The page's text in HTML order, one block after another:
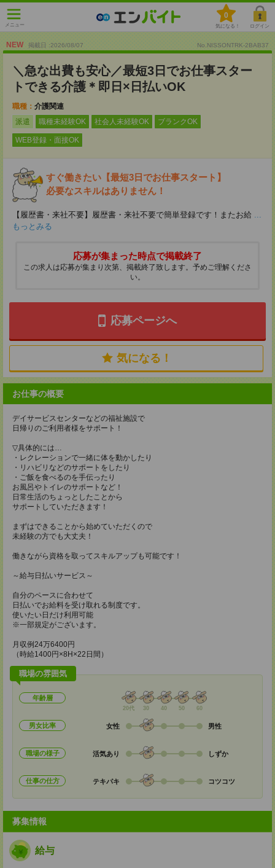
メニュー
0
気になる！ ログイン
NEW 掲載日 :2026/08/07 No.NISSONTRK-2BAB37
＼急な出費も安心／最短3日でお仕事スター
トできる介護＊即日×日払いOK
職種： 介護関連
派遣
職種未経験OK 社会人未経験OK ブランクOK
WEB登録・面接OK
すぐ働きたい【最短3日でお仕事スタート】
必要なスキルはありません！
【履歴書・来社不要】履歴書・来社不要で簡単登録です！またお給 ...
もっとみる
応募が集まった時点で掲載終了
この求人は応募が集まり次第、掲載終了致します。予めご理解くださ
い。
応募ページへ
気になる！
お仕事の概要
デイサービスセンターなどの福祉施設で
日帰りのご利用者様をサポート！
▽具体的には…
・レクレーションで一緒に体を動かしたり
・リハビリなどのサポートをしたり
・ご飯を食べるのを手伝ったり
お風呂やトイレのサポートなど！
日常生活のちょっとしたことから
サポートしていただきます！
まずはできることから始めていただくので
未経験の方でも大丈夫！
働きながら資格を取ってスキルアップも可能です！
～給与日払いサービス～
自分のペースに合わせて
日払いでお給料を受け取れる制度です。
使いたい日だけ利用可能
※一部規定がございます。
月収例24万6400円
（時給1400円×8H×22日間）
職場の雰囲気
年齢層
20代 30 40 50 60
男女比率 女性 男性
職場の様子 活気あり しずか
仕事の仕方 テキパキ コツコツ
募集情報
給与